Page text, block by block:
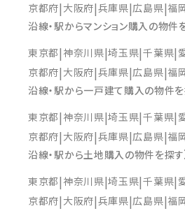
京都府 大阪府 兵庫県 広島県 福
沿線・駅からマンション購入の物件
東京都 神奈川県 埼玉県 千葉県
京都府 大阪府 兵庫県 広島県 福
沿線・駅から一戸建て購入の物件
東京都 神奈川県 埼玉県 千葉県
京都府 大阪府 兵庫県 広島県 福
沿線・駅から土地購入の物件を探す
東京都 神奈川県 埼玉県 千葉県
京都府 大阪府 兵庫県 広島県 福